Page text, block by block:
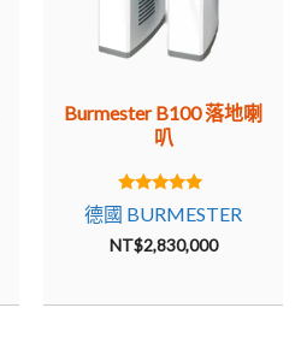
Burmester B100 落地喇
叭
5.00
out of 5
德國 BURMESTER
NT$2,830,000